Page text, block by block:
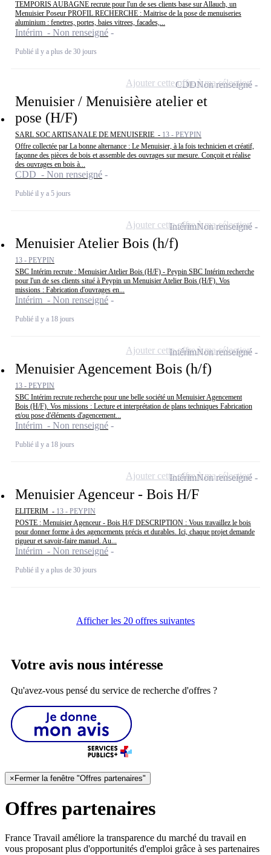
TEMPORIS AUBAGNE recrute pour l'un de ses clients base sur Allauch, un
Menuisier Poseur PROFIL RECHERCHE : Maitrise de la pose de menuiseries
aluminium : fenetres, portes, baies vitrees, facades,...
Intérim - Non renseigné
Publié il y a plus de 30 jours
Menuisier / Menuisière atelier et
pose (H/F)
SARL SOC ARTISANALE DE MENUISERIE - 13 - PEYPIN
Offre collectée par La bonne alternance : Le Menuisier, à la fois technicien et créatif,
façonne des pièces de bois et assemble des ouvrages sur mesure. Conçoit et réalise
des ouvrages en bois à...
CDD - Non renseigné
Publié il y a 5 jours
CDDNon renseigné
Ajouter cette offre à ma sélection
Menuisier Atelier Bois (h/f)
13 - PEYPIN
SBC Intérim recrute : Menuisier Atelier Bois (H/F) - Peypin SBC Intérim recherche
pour l'un de ses clients situé à Peypin un Menuisier Atelier Bois (H/F). Vos
missions : Fabrication d'ouvrages en...
Intérim - Non renseigné
Publié il y a 18 jours
IntérimNon renseigné
Ajouter cette offre à ma sélection
Menuisier Agencement Bois (h/f)
13 - PEYPIN
SBC Intérim recrute recherche pour une belle société un Menuisier Agencement
Bois (H/F). Vos missions : Lecture et interprétation de plans techniques Fabrication
et/ou pose d'éléments d'agencement...
Intérim - Non renseigné
Publié il y a 18 jours
IntérimNon renseigné
Ajouter cette offre à ma sélection
Menuisier Agenceur - Bois H/F
ELITERIM - 13 - PEYPIN
POSTE : Menuisier Agenceur - Bois H/F DESCRIPTION : Vous travaillez le bois
pour donner forme à des agencements précis et durables. Ici, chaque projet demande
rigueur et savoir-faire manuel. Au...
Intérim - Non renseigné
Publié il y a plus de 30 jours
IntérimNon renseigné
Ajouter cette offre à ma sélection
Afficher les 20 offres suivantes
Votre avis nous intéresse
Qu'avez-vous pensé du service de recherche d'offres ?
×Fermer la fenêtre "Offres partenaires"
Offres partenaires
France Travail améliore la transparence du marché du travail en
vous proposant plus d'opportunités d'emploi grâce à ses partenaires